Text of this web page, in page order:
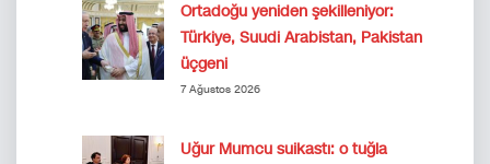
Ortadoğu yeniden şekilleniyor:
Türkiye, Suudi Arabistan, Pakistan
üçgeni
7 Ağustos 2026
Uğur Mumcu suikastı: o tuğla